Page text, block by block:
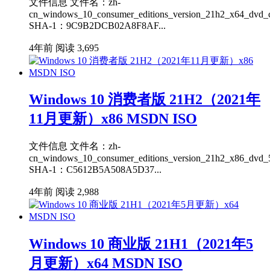
SHA-1：9C9B2DCB02A8F8AF...
4年前 阅读 3,695
Windows 10 消费者版 21H2（2021年
11月更新）x86 MSDN ISO
文件信息 文件名：zh-
SHA-1：C5612B5A508A5D37...
4年前 阅读 2,988
Windows 10 商业版 21H1（2021年5
月更新）x64 MSDN ISO